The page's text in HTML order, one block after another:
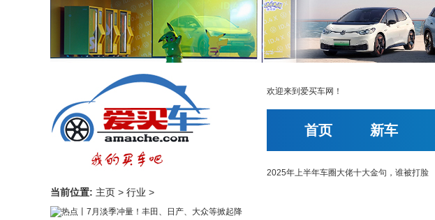
欢迎来到爱买车网！
首页 新车
2025年上半年车圈大佬十大金句，谁被打脸
当前位置: 主页 > 行业 >